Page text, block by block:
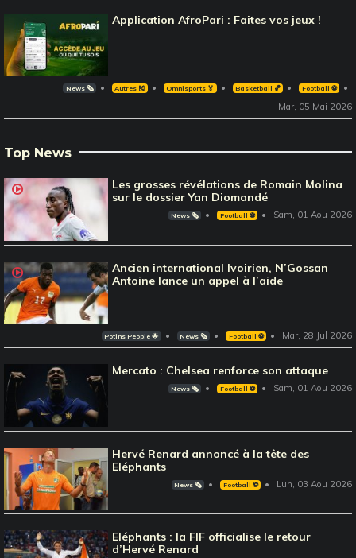
Application AfroPari : Faites vos jeux !
News 🗞️ Autres 🎽 Omnisports 🏅 Basketball 🏀 Football ⚽️
Mar, 05 Mai 2026
Top News
Les grosses révélations de Romain Molina
sur le dossier Yan Diomandé
News 🗞️ Football ⚽️ Sam, 01 Aou 2026
Ancien international Ivoirien, N’Gossan
Antoine lance un appel à l’aide
Potins People 🌟 News 🗞️ Football ⚽️ Mar, 28 Jul 2026
Mercato : Chelsea renforce son attaque
News 🗞️ Football ⚽️ Sam, 01 Aou 2026
Hervé Renard annoncé à la tête des
Eléphants
News 🗞️ Football ⚽️ Lun, 03 Aou 2026
Eléphants : la FIF officialise le retour
d’Hervé Renard